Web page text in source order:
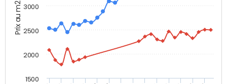
Prix au m2
1500
2000
2500
3000